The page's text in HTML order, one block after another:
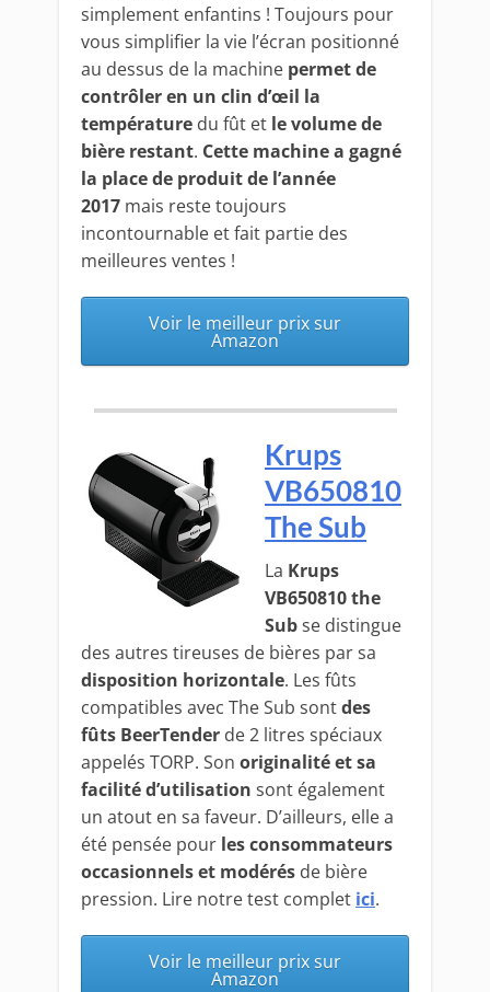
simplement enfantins ! Toujours pour
vous simplifier la vie l’écran positionné
au dessus de la machine permet de
contrôler en un clin d’œil la
température du fût et le volume de
bière restant. Cette machine a gagné
la place de produit de l’année
2017 mais reste toujours
incontournable et fait partie des
meilleures ventes !
Voir le meilleur prix sur
Amazon
Krups
VB650810
The Sub
La Krups
VB650810 the
Subse distingue
des autres tireuses de bières par sa
disposition horizontale. Les fûts
compatibles avec The Sub sontdes
fûts BeerTender de 2 litres spéciaux
appelés TORP. Son originalité et sa
facilité d’utilisation sont également
un atout en sa faveur. D’ailleurs, elle a
été pensée pour les consommateurs
occasionnels et modérés de bière
pression. Lire notre test complet ici.
Voir le meilleur prix sur
Amazon